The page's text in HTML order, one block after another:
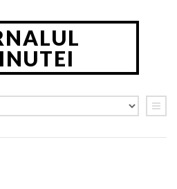
IN JURNAL